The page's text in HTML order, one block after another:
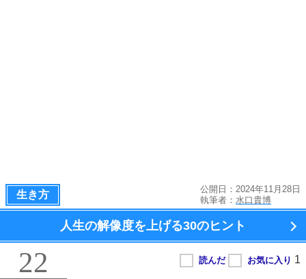
生き方
公開日：2024年11月28日
執筆者： 水口貴博
人生の解像度を上げる30のヒント
22